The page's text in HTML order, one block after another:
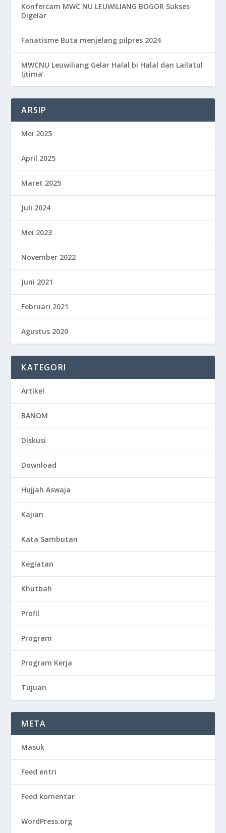
Konfercam MWC NU LEUWILIANG BOGOR Sukses
Digelar
Fanatisme Buta menjelang pilpres 2024
MWCNU Leuwiliang Gelar Halal bi Halal dan Lailatul
Ijtima’
ARSIP
Mei 2025
April 2025
Maret 2025
Juli 2024
Mei 2023
November 2022
Juni 2021
Februari 2021
Agustus 2020
KATEGORI
Artikel
BANOM
Diskusi
Download
Hujjah Aswaja
Kajian
Kata Sambutan
Kegiatan
Khutbah
Profil
Program
Program Kerja
Tujuan
META
Masuk
Feed entri
Feed komentar
WordPress.org